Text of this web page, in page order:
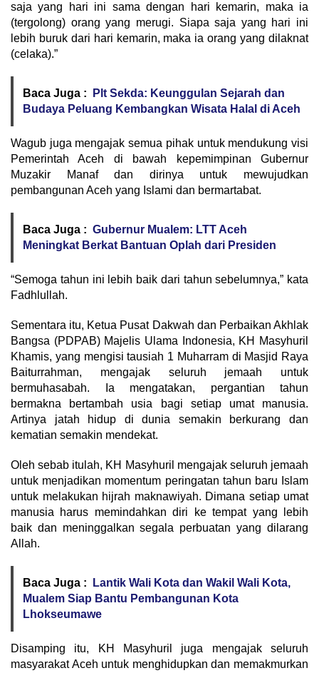
saja yang hari ini sama dengan hari kemarin, maka ia
(tergolong) orang yang merugi. Siapa saja yang hari ini
lebih buruk dari hari kemarin, maka ia orang yang dilaknat
(celaka).”
Baca Juga :
Plt Sekda: Keunggulan Sejarah dan
Budaya Peluang Kembangkan Wisata Halal di Aceh
Wagub juga mengajak semua pihak untuk mendukung visi
Pemerintah Aceh di bawah kepemimpinan Gubernur
Muzakir Manaf dan dirinya untuk mewujudkan
pembangunan Aceh yang Islami dan bermartabat.
Baca Juga : Gubernur Mualem: LTT Aceh
Meningkat Berkat Bantuan Oplah dari Presiden
“Semoga tahun ini lebih baik dari tahun sebelumnya,” kata
Fadhlullah.
Sementara itu, Ketua Pusat Dakwah dan Perbaikan Akhlak
Bangsa (PDPAB) Majelis Ulama Indonesia, KH Masyhuril
Khamis, yang mengisi tausiah 1 Muharram di Masjid Raya
Baiturrahman, mengajak seluruh jemaah untuk
bermuhasabah. Ia mengatakan, pergantian tahun
bermakna bertambah usia bagi setiap umat manusia.
Artinya jatah hidup di dunia semakin berkurang dan
kematian semakin mendekat.
Oleh sebab itulah, KH Masyhuril mengajak seluruh jemaah
untuk menjadikan momentum peringatan tahun baru Islam
untuk melakukan hijrah maknawiyah. Dimana setiap umat
manusia harus memindahkan diri ke tempat yang lebih
baik dan meninggalkan segala perbuatan yang dilarang
Allah.
Baca Juga :
Lantik Wali Kota dan Wakil Wali Kota,
Mualem Siap Bantu Pembangunan Kota
Lhokseumawe
Disamping itu, KH Masyhuril juga mengajak seluruh
masyarakat Aceh untuk menghidupkan dan memakmurkan